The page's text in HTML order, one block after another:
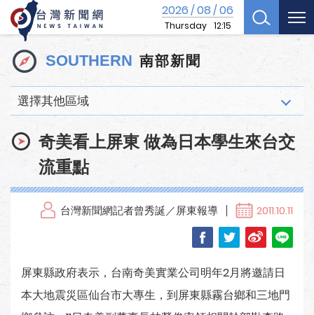
2026/08/06
Thursday 12:15
SOUTHERN 南部新聞
選擇其他區域
奇美看上屏東 做為日本學生來台交
流重點
台灣新聞網記者曾秀誕／屏東報導 2011.10.11
屏東縣政府表示，台南奇美實業公司明年2月將邀請日
本大地震災區仙台市大專生，到屏東縣霧台鄉和三地門